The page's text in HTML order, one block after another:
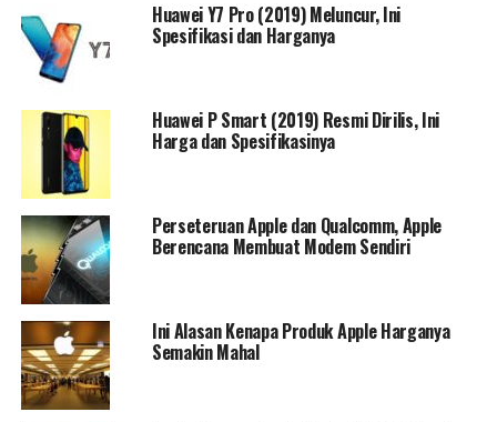
Huawei Y7 Pro (2019) Meluncur, Ini
Spesifikasi dan Harganya
Huawei P Smart (2019) Resmi Dirilis, Ini
Harga dan Spesifikasinya
Perseteruan Apple dan Qualcomm, Apple
Berencana Membuat Modem Sendiri
Ini Alasan Kenapa Produk Apple Harganya
Semakin Mahal